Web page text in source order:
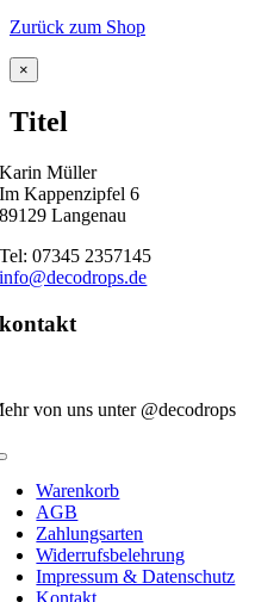
Zurück zum Shop
Close
product
view
×
Titel
Karin Müller
Im Kappenzipfel 6
89129 Langenau
Tel: 07345 2357145
info@decodrops.de
kontakt
von uns unter @decodrops
Warenkorb
AGB
Zahlungsarten
Widerrufsbelehrung
Impressum & Datenschutz